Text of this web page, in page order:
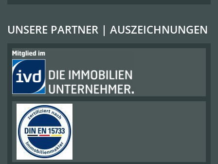
UNSERE PARTNER | AUSZEICHNUNGEN